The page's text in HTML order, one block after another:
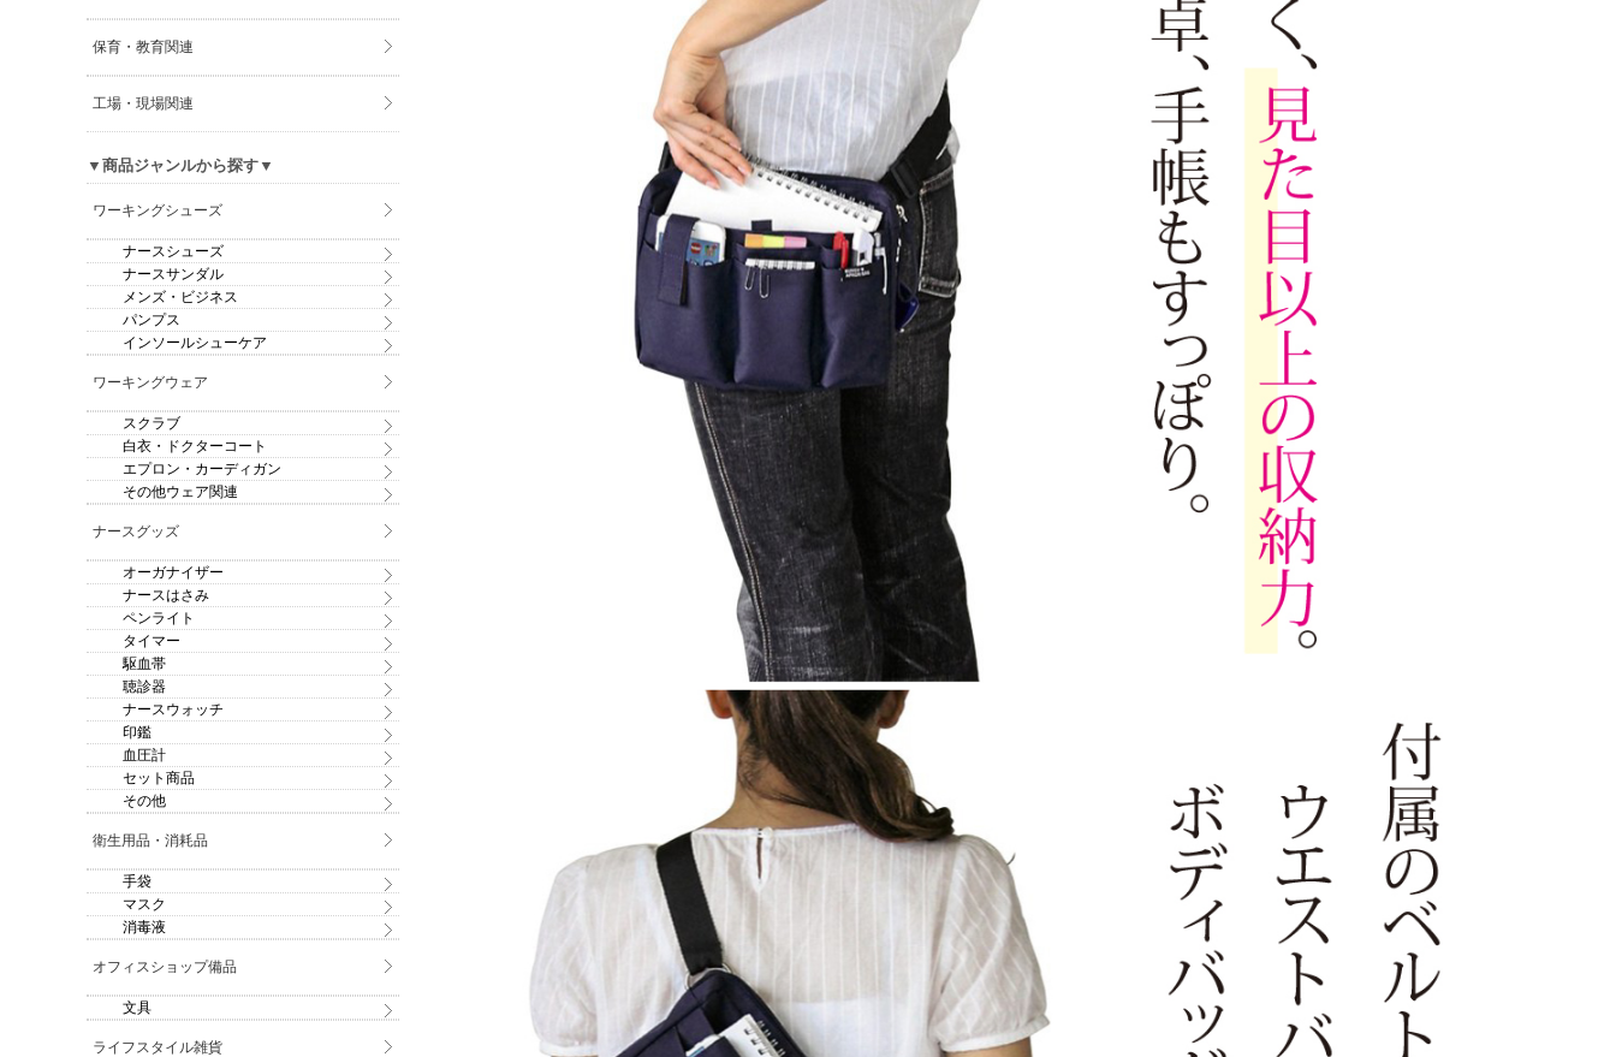
保育・教育関連
工場・現場関連
▼商品ジャンルから探す▼
ワーキングシューズ
ナースシューズ
ナースサンダル
メンズ・ビジネス
パンプス
インソールシューケア
ワーキングウェア
スクラブ
白衣・ドクターコート
エプロン・カーディガン
その他ウェア関連
ナースグッズ
オーガナイザー
ナースはさみ
ペンライト
タイマー
駆血帯
聴診器
ナースウォッチ
印鑑
血圧計
セット商品
その他
衛生用品・消耗品
手袋
マスク
消毒液
オフィスショップ備品
文具
ライフスタイル雑貨